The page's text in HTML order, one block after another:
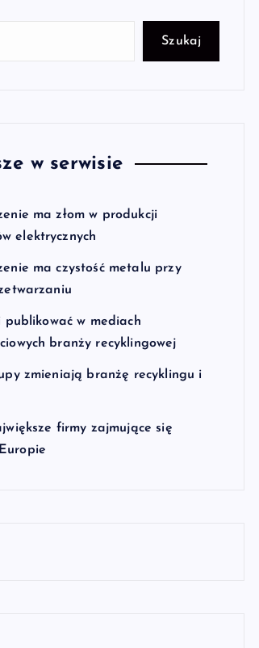
Szukaj
w serwisie
ma złom w produkcji
elektrycznych
ma czystość metalu przy
publikować w mediach
branży recyklingowej
zmieniają branżę recyklingu i
firmy zajmujące się